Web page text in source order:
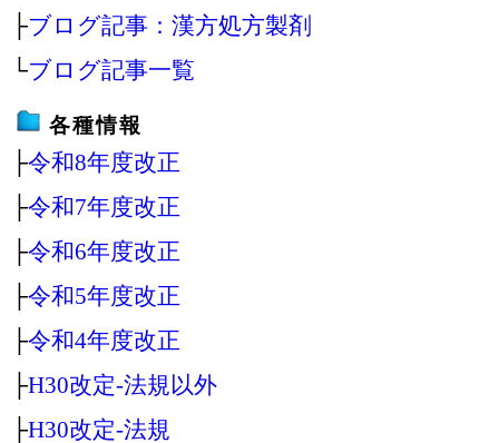
├ブログ記事：漢方処方製剤
└ブログ記事一覧
各種情報
├令和8年度改正
├令和7年度改正
├令和6年度改正
├令和5年度改正
├令和4年度改正
├H30改定‐法規以外
├H30改定‐法規